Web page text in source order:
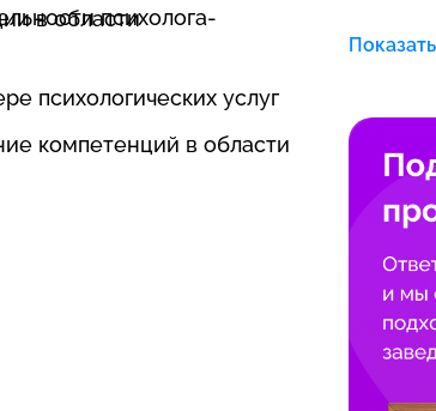
психолога-
в области
психологических услуг
компетенций в области